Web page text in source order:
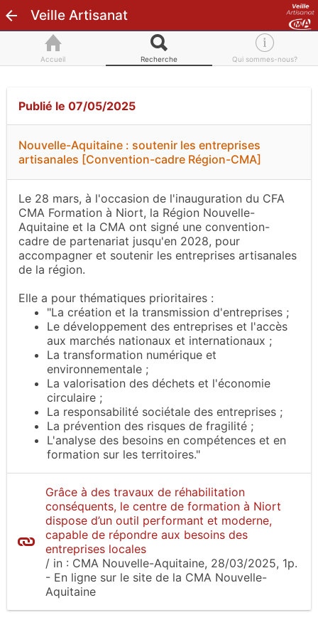
Veille Artisanat
Accueil Recherche Qui sommes-nous?
Publié le 07/05/2025
Nouvelle-Aquitaine : soutenir les entreprises
artisanales [Convention-cadre Région-CMA]
Le 28 mars, à l'occasion de l'inauguration du CFA
CMA Formation à Niort, la Région Nouvelle-
Aquitaine et la CMA ont signé une convention-
cadre de partenariat jusqu'en 2028, pour
accompagner et soutenir les entreprises artisanales
de la région.
Elle a pour thématiques prioritaires :
"La création et la transmission d'entreprises ;
Le développement des entreprises et l'accès
aux marchés nationaux et internationaux ;
La transformation numérique et
environnementale ;
La valorisation des déchets et l'économie
circulaire ;
La responsabilité sociétale des entreprises ;
La prévention des risques de fragilité ;
L'analyse des besoins en compétences et en
formation sur les territoires."
Grâce à des travaux de réhabilitation
conséquents, le centre de formation à Niort
dispose d’un outil performant et moderne,
capable de répondre aux besoins des
entreprises locales
/ in : CMA Nouvelle-Aquitaine, 28/03/2025, 1p.
- En ligne sur le site de la CMA Nouvelle-
Aquitaine